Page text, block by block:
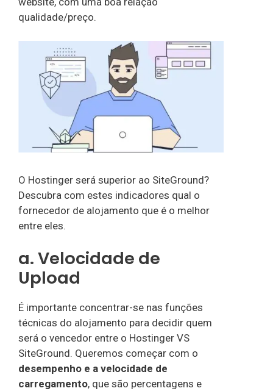
qualidade/preço.
O Hostinger será superior ao SiteGround?
Descubra com estes indicadores qual o
fornecedor de alojamento que é o melhor
entre eles.
a. Velocidade de
Upload
É importante concentrar-se nas funções
técnicas do alojamento para decidir quem
será o vencedor entre o Hostinger VS
SiteGround. Queremos começar com o
desempenho e a velocidade de
carregamento, que são percentagens e